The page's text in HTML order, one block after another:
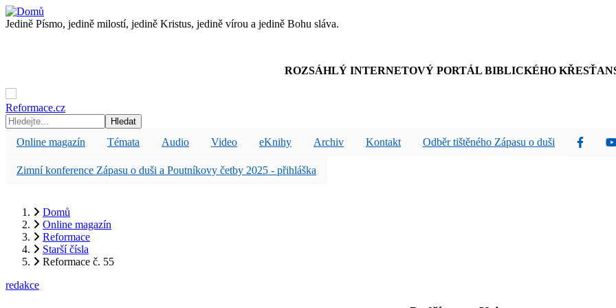
Přejít
k
Jedině Písmo, jedině milostí, jedině Kristus, jedině vírou a jedině Bohu sláva.
ROZSÁHLÝ INTERNETOVÝ PORTÁL BIBLICKÉHO
Reformace.cz
Hledat
Online magazín
Témata Audio Video eKnihy Archiv Kontakt Odběr tištěného Zápasu o duši
Zimní konference Zápasu o duši a Poutníkovy četby 2025 - přihláška
Drobečková
navigace
Domů
Online magazín
Reformace
Starší čísla
Reformace č. 55
Reformace č. 55
redakce